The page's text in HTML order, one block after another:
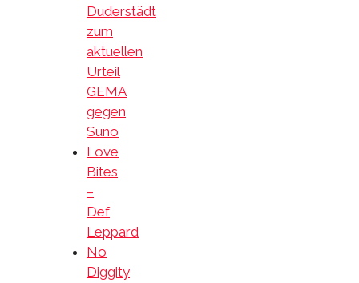
Duderstädt
zum
aktuellen
Urteil
GEMA
gegen
Suno
Love
Bites
–
Def
Leppard
No
Diggity